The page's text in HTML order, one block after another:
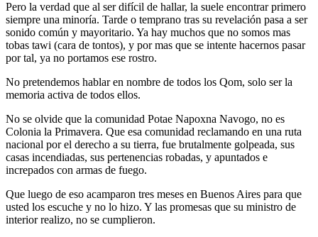
Pero la verdad que al ser difícil de hallar, la suele encontrar primero
siempre una minoría. Tarde o temprano tras su revelación pasa a ser
sonido común y mayoritario. Ya hay muchos que no somos mas
tobas tawi (cara de tontos), y por mas que se intente hacernos pasar
por tal, ya no portamos ese rostro.
No pretendemos hablar en nombre de todos los Qom, solo ser la
memoria activa de todos ellos.
No se olvide que la comunidad Potae Napoxna Navogo, no es
Colonia la Primavera. Que esa comunidad reclamando en una ruta
nacional por el derecho a su tierra, fue brutalmente golpeada, sus
casas incendiadas, sus pertenencias robadas, y apuntados e
increpados con armas de fuego.
Que luego de eso acamparon tres meses en Buenos Aires para que
usted los escuche y no lo hizo. Y las promesas que su ministro de
interior realizo, no se cumplieron.